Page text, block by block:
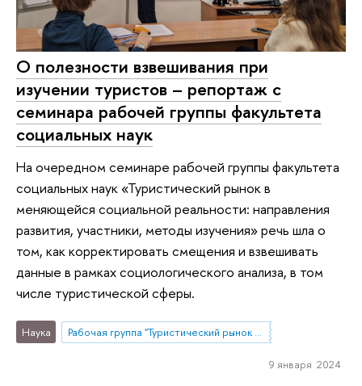
О полезности взвешивания при
изучении туристов – репортаж с
семинара рабочей группы факультета
социальных наук
На очередном семинаре рабочей группы факультета
социальных наук «Туристический рынок в
меняющейся социальной реальности: направления
развития, участники, методы изучения» речь шла о
том, как корректировать смещения и взвешивать
данные в рамках социологического анализа, в том
числе туристической сферы.
Наука Рабочая группа "Туристический рынок в меняющейся социальной реальности: направления развития, участники, методы изучения"
9 января 2024